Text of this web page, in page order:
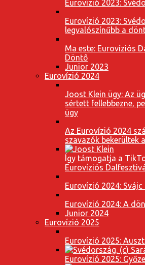
Eurovízió 2023:
Eurovízió 2023:
legvalószínűbb a
Ma este: Eurovíziós
Döntő
Junior 2023
Eurovízió 2024
Joost Klein ügy: Az
sértett fellebbezne,
ügy
Az Eurovízió 2024
szavazók bekerültek
Így támogatja a
Eurovíziós
Eurovízió 2024: Svájc
Eurovízió 2024: A
Junior 2024
Eurovízió 2025
Eurovízió 2025:
Eurovízió 2025: